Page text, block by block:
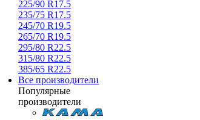
225/90 R17.5
235/75 R17.5
245/70 R19.5
265/70 R19.5
295/80 R22.5
315/80 R22.5
385/65 R22.5
Все производители
Популярные
производители